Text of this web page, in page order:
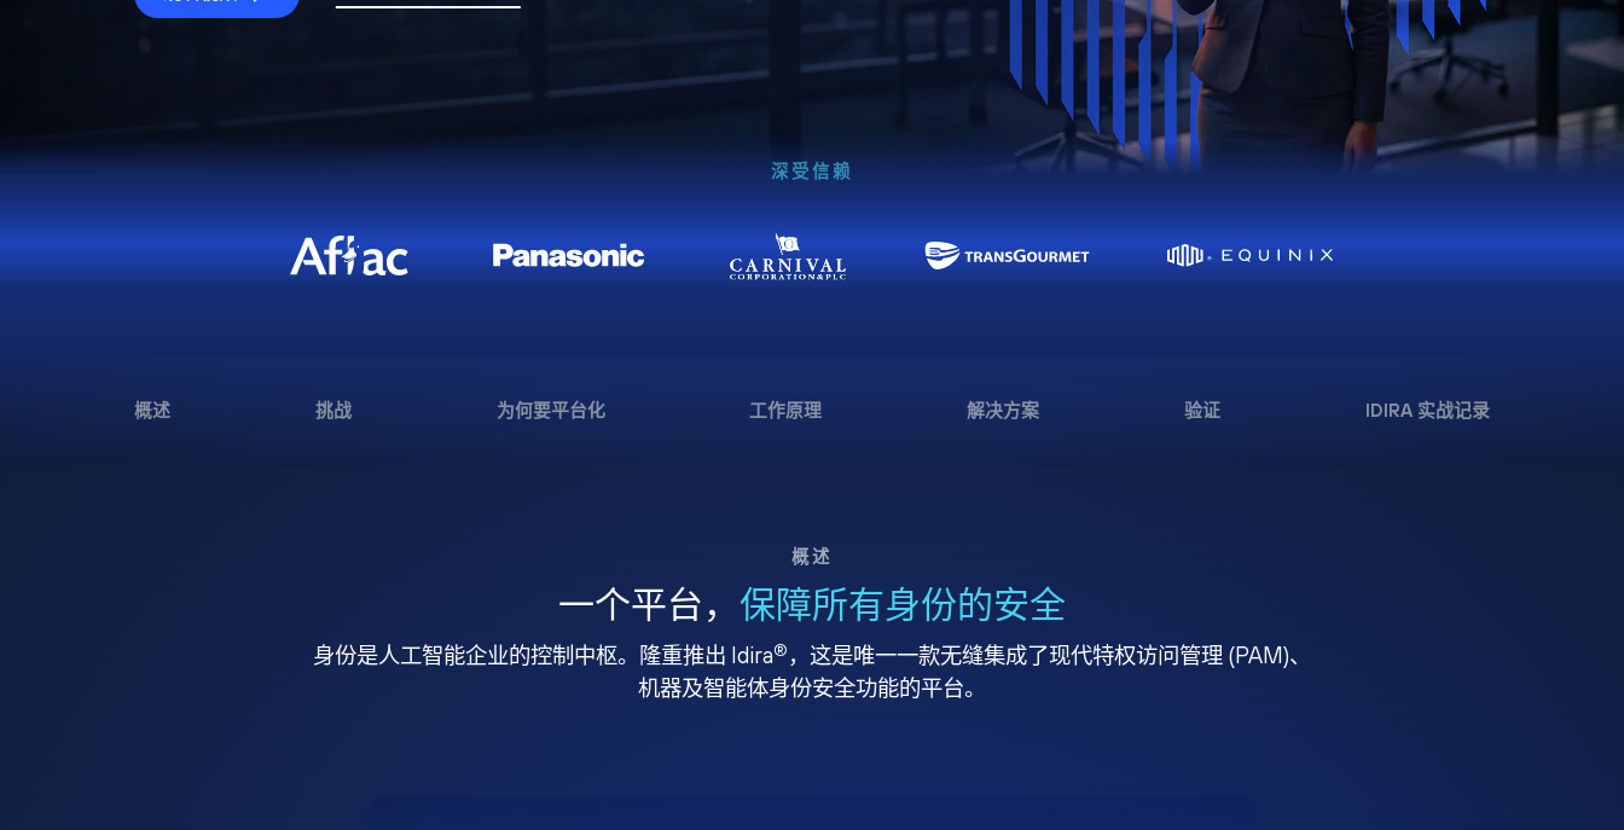
深受信赖
概述 挑战 为何要平台化 工作原理 解决方案 验证 IDIRA 实战记录
概述
一个平台， 保障所有身份的安全
身份是人工智能企业的控制中枢。隆重推出 Idira® ，这是唯一一款无缝集成了现代特权访问管理 (PAM)、
机器及智能体身份安全功能的平台。